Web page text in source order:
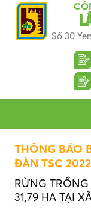
Số 30
THÔNG BÁO
ĐÀN TSC
RỪNG
31,79 HA TẠI